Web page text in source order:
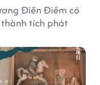
Điền Điềm có
tích phát